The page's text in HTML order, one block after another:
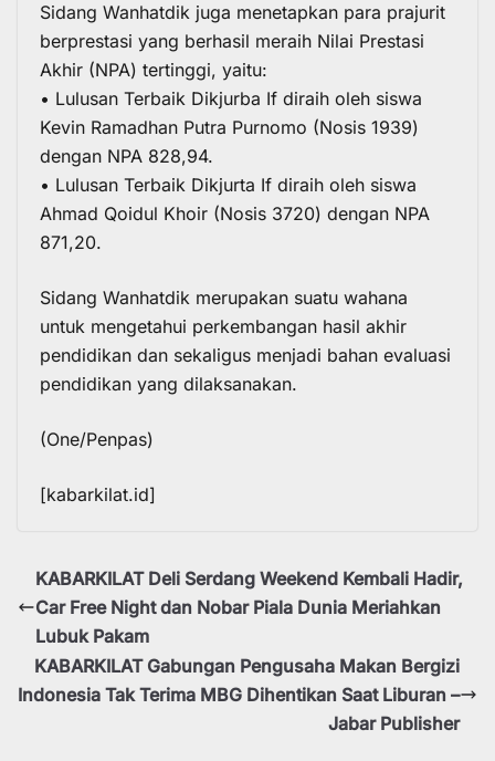
Sidang Wanhatdik juga menetapkan para prajurit
berprestasi yang berhasil meraih Nilai Prestasi
Akhir (NPA) tertinggi, yaitu:
• Lulusan Terbaik Dikjurba If diraih oleh siswa
Kevin Ramadhan Putra Purnomo (Nosis 1939)
dengan NPA 828,94.
• Lulusan Terbaik Dikjurta If diraih oleh siswa
Ahmad Qoidul Khoir (Nosis 3720) dengan NPA
871,20.
Sidang Wanhatdik merupakan suatu wahana
untuk mengetahui perkembangan hasil akhir
pendidikan dan sekaligus menjadi bahan evaluasi
pendidikan yang dilaksanakan.
(One/Penpas)
[kabarkilat.id]
KABARKILAT Deli Serdang Weekend Kembali Hadir,
Car Free Night dan Nobar Piala Dunia Meriahkan
Lubuk Pakam
KABARKILAT Gabungan Pengusaha Makan Bergizi
Indonesia Tak Terima MBG Dihentikan Saat Liburan –
Jabar Publisher